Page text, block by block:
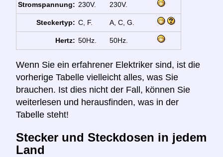
Stromspannung: 230V. 230V.
Steckertyp: C, F. A, C, G.
Hertz: 50Hz. 50Hz.
Wenn Sie ein erfahrener Elektriker sind, ist die
vorherige Tabelle vielleicht alles, was Sie
brauchen. Ist dies nicht der Fall, können Sie
weiterlesen und herausfinden, was in der
Tabelle steht!
Stecker und Steckdosen in jedem
Land